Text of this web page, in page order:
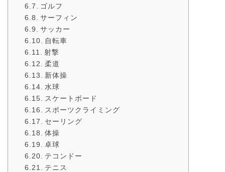
ゴルフ
サーフィン
サッカー
自転車
射撃
柔道
新体操
水球
スケートボード
スポーツクライミング
セーリング
体操
卓球
テコンドー
テニス